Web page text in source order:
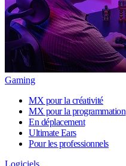
Gaming
MX pour la créativité
MX pour la programmation
En déplacement
Ultimate Ears
Pour les professionnels
Logiciels